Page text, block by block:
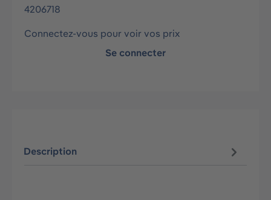
4206718
Connectez-vous pour voir vos prix
Se connecter
Description